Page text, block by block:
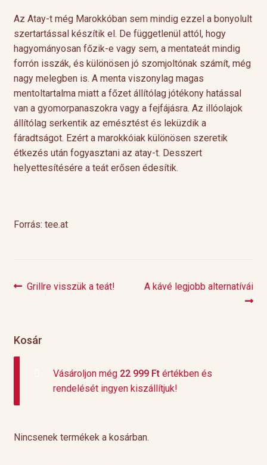
Az Atay-t még Marokkóban sem mindig ezzel a bonyolult
szertartással készítik el. De függetlenül attól, hogy
hagyományosan főzik-e vagy sem, a mentateát mindig
forrón isszák, és különösen jó szomjoltónak számít, még
nagy melegben is. A menta viszonylag magas
mentoltartalma miatt a főzet állítólag jótékony hatással
van a gyomorpanaszokra vagy a fejfájásra. Az illóolajok
állítólag serkentik az emésztést és leküzdik a
fáradtságot. Ezért a marokkóiak különösen szeretik
étkezés után fogyasztani az atay-t. Desszert
helyettesítésére a teát erősen édesítik.
Forrás: tee.at
Bejegyzés
Previous
Grillre visszük a teát!
Next
A kávé legjobb alternatívái
Kosár
Vásároljon még 22 999 Ftértékben és
rendelését ingyen kiszállítjuk!
Nincsenek termékek a kosárban.